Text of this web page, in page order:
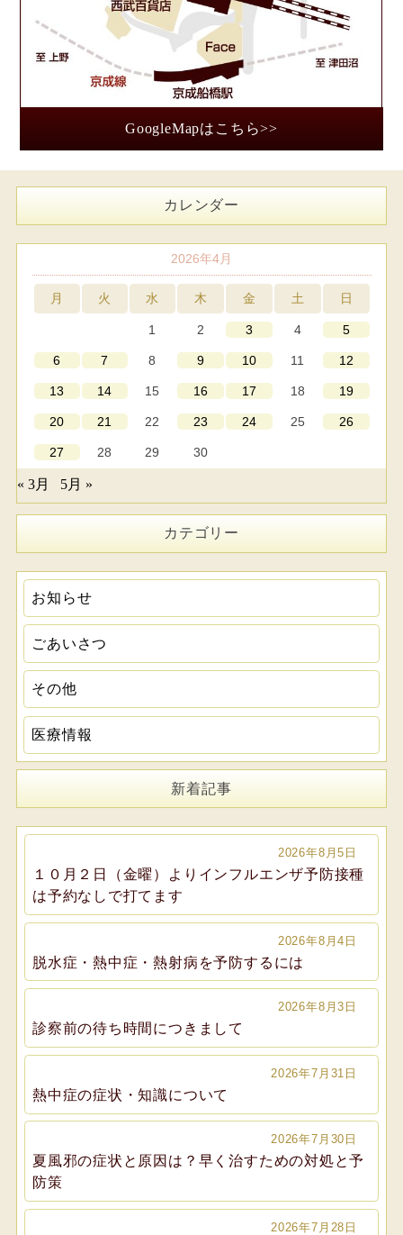
GoogleMapはこちら>>
カレンダー
2026年4月
月 火 水 木 金 土 日
1 2 3 4 5
6 7 8 9 10 11 12
13 14 15 16 17 18 19
20 21 22 23 24 25 26
27 28 29 30
« 3月 5月 »
カテゴリー
お知らせ
ごあいさつ
その他
医療情報
新着記事
2026年8月5日
１０月２日（金曜）よりインフルエンザ予防接種
は予約なしで打てます
2026年8月4日
脱水症・熱中症・熱射病を予防するには
2026年8月3日
診察前の待ち時間につきまして
2026年7月31日
熱中症の症状・知識について
2026年7月30日
夏風邪の症状と原因は？早く治すための対処と予
防策
2026年7月28日